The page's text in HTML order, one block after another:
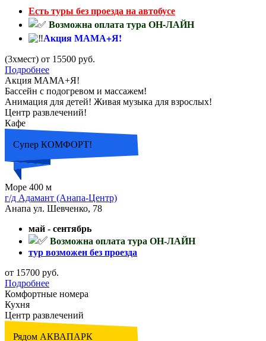
Есть туры без проезда на автобусе
Возможна оплата тура ОН-ЛАЙН
Акция МАМА+Я!
(3хмест) от 15500 руб.
Подробнее
Акция МАМА+Я!
Бассейн с подогревом и массажем!
Анимация для детей! Живая музыка для взрослых!
Центр развлечений!
Кафе
Супер КОМФОРТ!
Море 400 м
г/д Адамант (Анапа-Центр)
Анапа ул. Шевченко, 78
май - сентябрь
Возможна оплата тура ОН-ЛАЙН
тур возможен без проезда
от 15700 руб.
Подробнее
Комфортные номера
Кухня
Центр развлечений
Рядом АКВАПАРК